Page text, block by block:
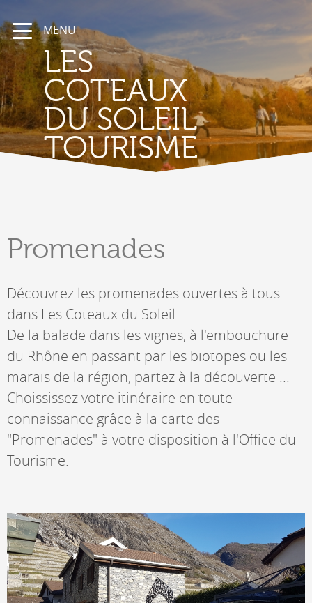
MENU
LES
COTEAUX
DU SOLEIL
TOURISME
Promenades
Découvrez les promenades ouvertes à tous
dans Les Coteaux du Soleil.
De la balade dans les vignes, à l'embouchure
du Rhône en passant par les biotopes ou les
marais de la région, partez à la découverte ...
Choississez votre itinéraire en toute
connaissance grâce à la carte des
"Promenades" à votre disposition à l'Office du
Tourisme.